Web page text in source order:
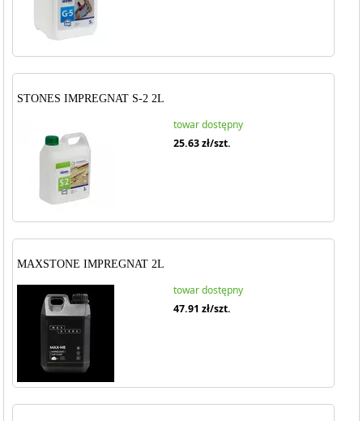
STONES IMPREGNAT S-2 2L
towar dostępny
25.63zł/szt.
MAXSTONE IMPREGNAT 2L
towar dostępny
47.91 zł/szt.